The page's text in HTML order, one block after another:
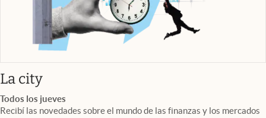
La cityabre en nueva pestaña
Todos los jueves
Recibí las novedades sobre el mundo de las finanzas y los mercados